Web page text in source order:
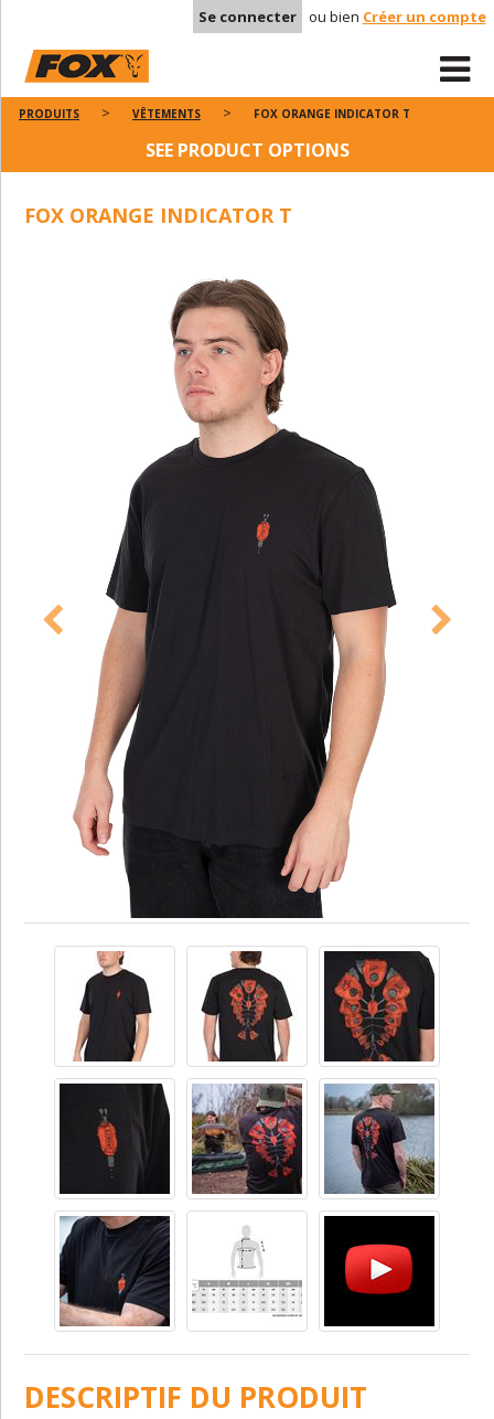
Se connecter ou bien Créer un compte
PRODUITS VÊTEMENTS FOX ORANGE INDICATOR T
SEE PRODUCT OPTIONS
FOX ORANGE INDICATOR T
DESCRIPTIF DU PRODUIT